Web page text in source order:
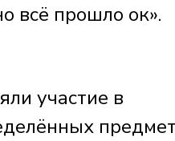
всё прошло ок».
участие в